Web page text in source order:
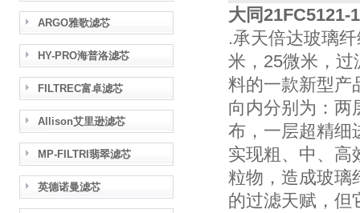
ARGO雅歌滤芯
HY-PRO海普洛滤芯
FILTREC富卓滤芯
Allison艾里逊滤芯
MP-FILTRI翡翠滤芯
英德诺曼滤芯
大同21FC5121-
.承天倍达玻璃
米，25微米，
料的一款新型产
向内分别为：两
布，一层超精细
实现粗、中、高
粒物，造成玻璃
的过滤天赋，但